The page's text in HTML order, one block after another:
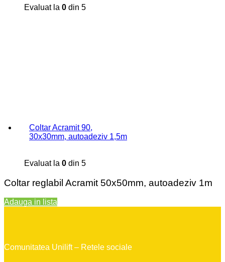
Evaluat la 0 din 5
Coltar Acramit 90,
30x30mm, autoadeziv 1,5m
Evaluat la 0 din 5
Coltar reglabil Acramit 50x50mm, autoadeziv 1m
Adauga in lista
Comunitatea Unilift – Retele sociale